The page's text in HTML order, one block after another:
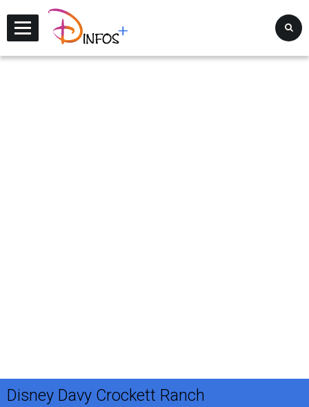
Disney Davy Crockett Ranch